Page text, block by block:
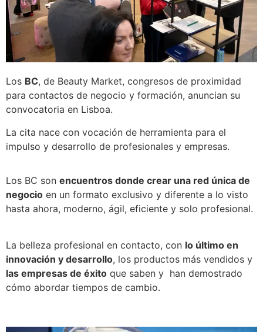
Los BC, de Beauty Market, congresos de proximidad
para contactos de negocio y formación, anuncian su
convocatoria en Lisboa.
La cita nace con vocación de herramienta para el
impulso y desarrollo de profesionales y empresas.
Los BC son encuentros donde crear una red única de
negocio en un formato exclusivo y diferente a lo visto
hasta ahora, moderno, ágil, eficiente y solo profesional.
La belleza profesional en contacto, con lo último en
innovación y desarrollo, los productos más vendidos y
las empresas de éxito que saben y han demostrado
cómo abordar tiempos de cambio.